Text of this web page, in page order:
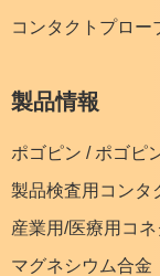
コンタクトプロー
製品情報
ポゴピン / ポゴピ
製品検査用コンタ
産業用/医療用コネ
マグネシウム合金